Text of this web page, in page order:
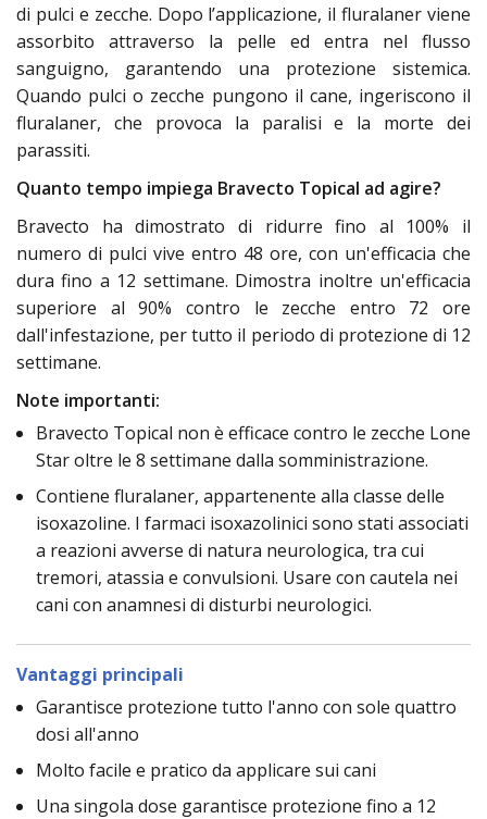
di pulci e zecche. Dopo l’applicazione, il fluralaner viene
assorbito attraverso la pelle ed entra nel flusso
sanguigno, garantendo una protezione sistemica.
Quando pulci o zecche pungono il cane, ingeriscono il
fluralaner, che provoca la paralisi e la morte dei
parassiti.
Quanto tempo impiega Bravecto Topical ad agire?
Bravecto ha dimostrato di ridurre fino al 100% il
numero di pulci vive entro 48 ore, con un'efficacia che
dura fino a 12 settimane. Dimostra inoltre un'efficacia
superiore al 90% contro le zecche entro 72 ore
dall'infestazione, per tutto il periodo di protezione di 12
settimane.
Note importanti:
Bravecto Topical non è efficace contro le zecche Lone
Star oltre le 8 settimane dalla somministrazione.
Contiene fluralaner, appartenente alla classe delle
isoxazoline. I farmaci isoxazolinici sono stati associati
a reazioni avverse di natura neurologica, tra cui
tremori, atassia e convulsioni. Usare con cautela nei
cani con anamnesi di disturbi neurologici.
Vantaggi principali
Garantisce protezione tutto l'anno con sole quattro
dosi all'anno
Molto facile e pratico da applicare sui cani
Una singola dose garantisce protezione fino a 12